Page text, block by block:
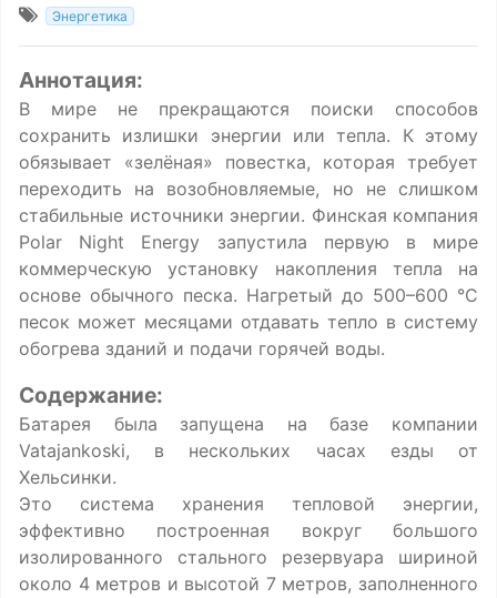
Энергетика
Аннотация:
В мире не прекращаются поиски способов
сохранить излишки энергии или тепла. К этому
обязывает «зелёная» повестка, которая требует
переходить на возобновляемые, но не слишком
стабильные источники энергии. Финская компания
Polar Night Energy запустила первую в мире
коммерческую установку накопления тепла на
основе обычного песка. Нагретый до 500–600 °C
песок может месяцами отдавать тепло в систему
обогрева зданий и подачи горячей воды.
Содержание:
Батарея была запущена на базе компании
Vatajankoski, в нескольких часах езды от
Хельсинки.
Это система хранения тепловой энергии,
эффективно построенная вокруг большого
изолированного стального резервуара шириной
около 4 метров и высотой 7 метров, заполненного